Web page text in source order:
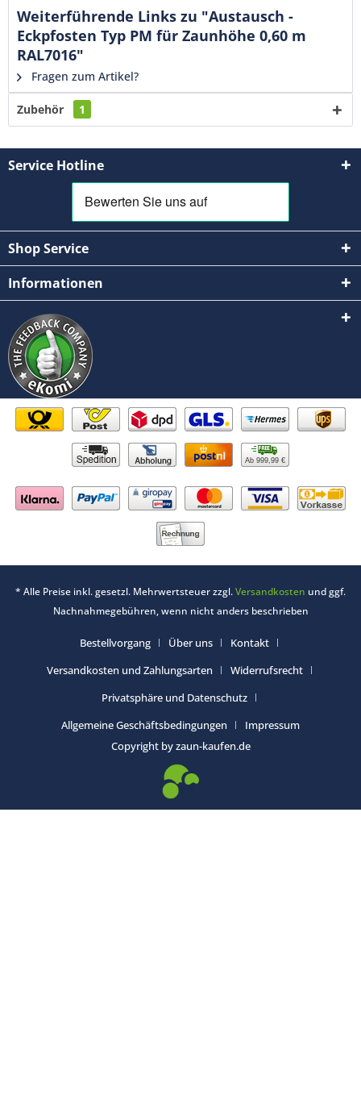
Senden
Weiterführende Links zu "Austausch -
Eckpfosten Typ PM für Zaunhöhe 0,60 m
RAL7016"
Fragen zum Artikel?
Zubehör 1
Service Hotline
Shop Service
Informationen
Ab 999,99 €
* Alle Preise inkl. gesetzl. Mehrwertsteuer zzgl.Versandkosten und ggf.
Nachnahmegebühren, wenn nicht anders beschrieben
Bestellvorgang Über uns
Kontakt
Versandkosten und Zahlungsarten
Widerrufsrecht
Privatsphäre und Datenschutz
Allgemeine Geschäftsbedingungen
Impressum
Copyright by zaun-kaufen.de